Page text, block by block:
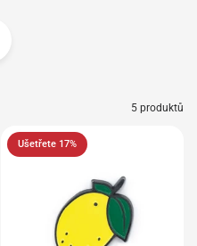
5 produktů
Ušetřete 17%